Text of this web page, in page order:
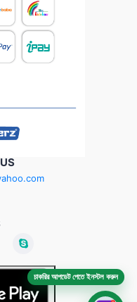
চাকরির আপডেট পেতে ইনস্টল করুন